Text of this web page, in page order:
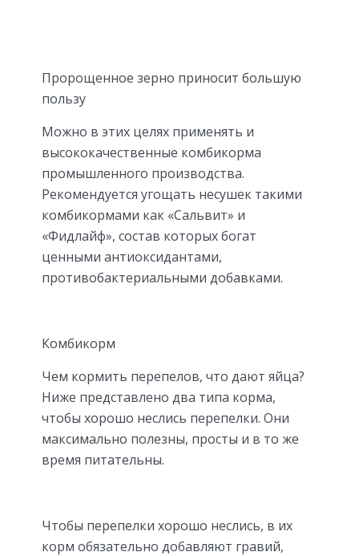
Пророщенное зерно приносит большую
пользу
Можно в этих целях применять и
высококачественные комбикорма
промышленного производства.
Рекомендуется угощать несушек такими
комбикормами как «Сальвит» и
«Фидлайф», состав которых богат
ценными антиоксидантами,
противобактериальными добавками.
Комбикорм
Чем кормить перепелов, что дают яйца?
Ниже представлено два типа корма,
чтобы хорошо неслись перепелки. Они
максимально полезны, просты и в то же
время питательны.
Чтобы перепелки хорошо неслись, в их
корм обязательно добавляют гравий,